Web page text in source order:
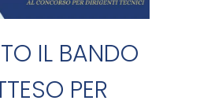
IL BANDO
PER